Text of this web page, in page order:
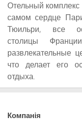
Отельный комплекс
самом сердце
Тюильри, все
столицы
развлекательные
что делает его
отдыха.
Компанія